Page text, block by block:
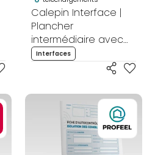
Calepin Interface |
Plancher
intermédiaire avec
solives
perpendiculaires et
l'intérieur -
Rénovation par
Interfaces